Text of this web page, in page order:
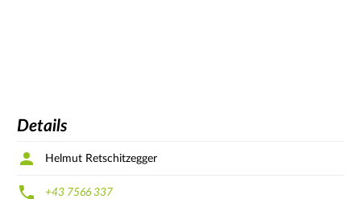
Details
Helmut Retschitzegger
+43 7566 337